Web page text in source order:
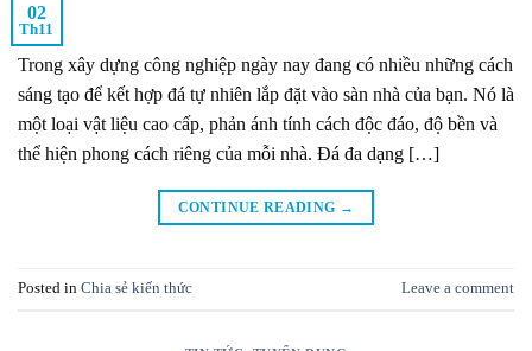
02
Th11
Trong xây dựng công nghiệp ngày nay đang có nhiều những cách
sáng tạo để kết hợp đá tự nhiên lắp đặt vào sàn nhà của bạn. Nó là
một loại vật liệu cao cấp, phản ánh tính cách độc đáo, độ bền và
thể hiện phong cách riêng của mỗi nhà. Đá đa dạng […]
CONTINUE READING →
Posted in Chia sẻ kiến thức Leave a comment